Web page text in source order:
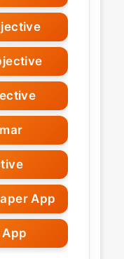
App
App